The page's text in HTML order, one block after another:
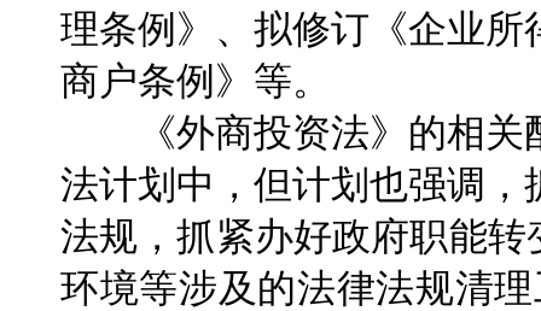
理条例》、拟修订《企业
商户条例》等。
《外商投资法》的相关
法计划中，但计划也强调
法规，抓紧办好政府职能转
环境等涉及的法律法规清